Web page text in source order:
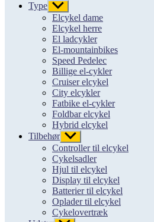
Type Vis
undermenu
Elcykel dame
Elcykel herre
El ladcykler
El-mountainbikes
Speed Pedelec
Billige el-cykler
Cruiser elcykel
City elcykler
Fatbike el-cykler
Foldbar elcykel
Hybrid elcykel
Tilbehør Vis
undermenu
Controller til elcykel
Cykelsadler
Hjul til elcykel
Display til elcykel
Batterier til elcykel
Oplader til elcykel
Cykelovertræk